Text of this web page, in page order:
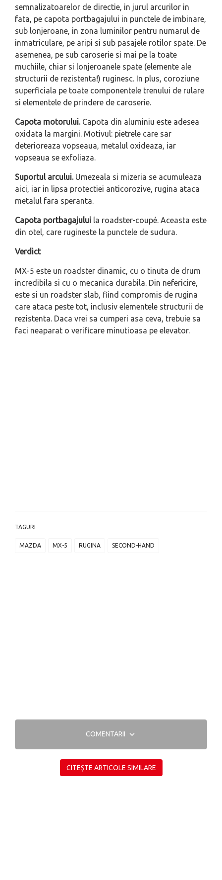
semnalizatoarelor de directie, in jurul arcurilor in
fata, pe capota portbagajului in punctele de imbinare,
sub lonjeroane, in zona luminilor pentru numarul de
inmatriculare, pe aripi si sub pasajele rotilor spate. De
asemenea, pe sub caroserie si mai pe la toate
muchiile, chiar si lonjeroanele spate (elemente ale
structurii de rezistenta!) ruginesc. In plus, coroziune
superficiala pe toate componentele trenului de rulare
si elementele de prindere de caroserie.
Capota motorului.Capota din aluminiu este adesea
oxidata la margini. Motivul: pietrele care sar
deterioreaza vopseaua, metalul oxideaza, iar
vopseaua se exfoliaza.
Suportul arcului.Umezeala si mizeria se acumuleaza
aici, iar in lipsa protectiei anticorozive, rugina ataca
metalul fara speranta.
Capota portbagajului la roadster-coupé. Aceasta este
din otel, care rugineste la punctele de sudura.
Verdict
MX-5 este un roadster dinamic, cu o tinuta de drum
incredibila si cu o mecanica durabila. Din nefericire,
este si un roadster slab, fiind compromis de rugina
care ataca peste tot, inclusiv elementele structurii de
rezistenta. Daca vrei sa cumperi asa ceva, trebuie sa
faci neaparat o verificare minutioasa pe elevator.
TAGURI
MAZDA MX-5 RUGINA SECOND-HAND
COMENTARII
CITEȘTE ARTICOLE SIMILARE